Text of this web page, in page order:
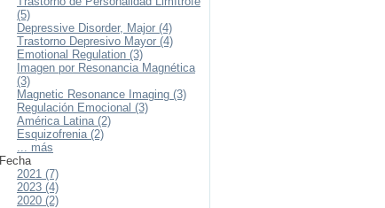
(5)
Depressive Disorder, Major (4)
Trastorno Depresivo Mayor (4)
Emotional Regulation (3)
Imagen por Resonancia Magnética
(3)
Magnetic Resonance Imaging (3)
Regulación Emocional (3)
América Latina (2)
Esquizofrenia (2)
... más
Fecha
2021 (7)
2023 (4)
2020 (2)